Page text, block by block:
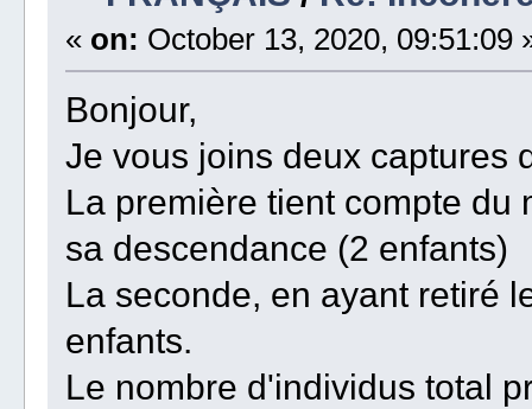
« on: October 13, 2020, 09:51:09
Bonjour,
Je vous joins deux captures
La première tient compte du
sa descendance (2 enfants)
La seconde, en ayant retiré
enfants.
Le nombre d'individus total